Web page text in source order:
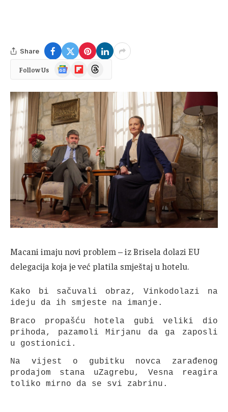
Share
Follow Us
Google
News
FlipboardThreads
Macani imaju novi problem – iz Brisela dolazi EU
delegacija koja je već platila smještaj u hotelu.
Kako bi sačuvali obraz, Vinkodolazi na
ideju da ih smjeste na imanje.
Braco propašću hotela gubi veliki dio
prihoda, pazamoli Mirjanu da ga zaposli
u gostionici.
Na vijest o gubitku novca zarađenog
prodajom stana uZagrebu, Vesna reagira
toliko mirno da se svi zabrinu.